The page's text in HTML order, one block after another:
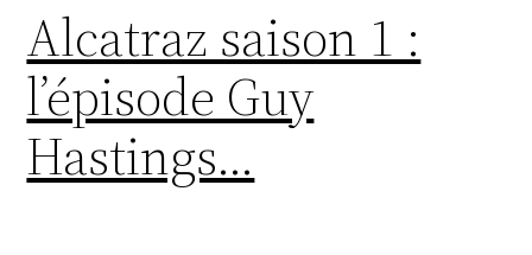
Alcatraz saison 1 :
l’épisode Guy
Hastings…